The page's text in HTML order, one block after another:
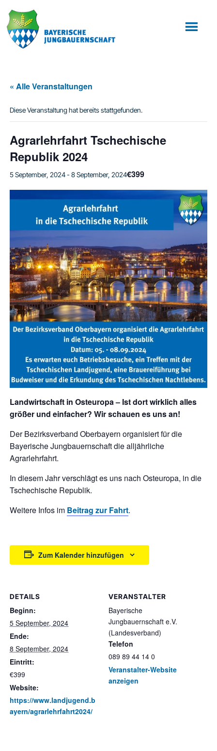
Inhalt
springen
Fußzeile
springen
« Alle Veranstaltungen
Diese Veranstaltung hat bereits stattgefunden.
Agrarlehrfahrt Tschechische
Republik 2024
5 September, 2024-8 September, 2024€399
Landwirtschaft in Osteuropa – Ist dort wirklich alles
größer und einfacher? Wir schauen es uns an!
Der Bezirksverband Oberbayern organisiert für die
Bayerische Jungbauernschaft die alljährliche
Agrarlehrfahrt.
In diesem Jahr verschlägt es uns nach Osteuropa, in die
Tschechische Republik.
Weitere Infos im Beitrag zur Fahrt.
Zum Kalender hinzufügen
DETAILS
Beginn:
5 September, 2024
Ende:
8 September, 2024
Eintritt:
€399
Website:
https://www.landjugend.b
ayern/agrarlehrfahrt2024/
VERANSTALTER
Bayerische
Jungbauernschaft e.V.
(Landesverband)
Telefon
089 89 44 14 0
Veranstalter-Website
anzeigen